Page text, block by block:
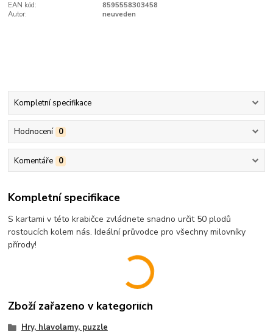
EAN kód:
8595558303458
Autor:
neuveden
Kompletní specifikace
Hodnocení 0
Komentáře 0
Kompletní specifikace
S kartami v této krabičce zvládnete snadno určit 50 plodů
rostoucích kolem nás. Ideální průvodce pro všechny milovníky
přírody!
Zboží zařazeno v kategoriích
Hry, hlavolamy, puzzle